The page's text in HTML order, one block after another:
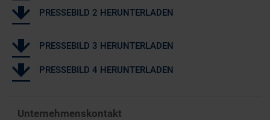
PRESSEBILD 2 HERUNTERLADEN
PRESSEBILD 3 HERUNTERLADEN
PRESSEBILD 4 HERUNTERLADEN
Unternehmenskontakt